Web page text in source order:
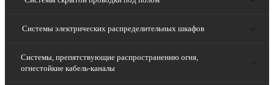
Системы электрических распределительных шкафов
Системы, препятствующие распространению огня,
огнестойкие кабель-каналы